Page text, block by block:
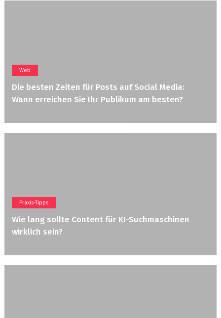
Web
Die besten Zeiten für Posts auf Social Media:
Wann erreichen Sie Ihr Publikum am besten?
Praxis-Tipps
Wie lang sollte Content für KI-Suchmaschinen
wirklich sein?